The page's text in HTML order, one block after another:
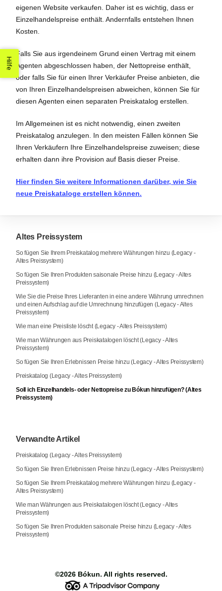
eigenen Website verkaufen. Daher ist es wichtig, dass er
Einzelhandelspreise enthält. Andernfalls entstehen Ihnen
Kosten.
Falls Sie aus irgendeinem Grund einen Vertrag mit einem
Agenten abgeschlossen haben, der Nettopreise enthält,
oder falls Sie für einen Ihrer Verkäufer Preise anbieten, die
von Ihren Einzelhandelspreisen abweichen, können Sie für
diesen Agenten einen separaten Preiskatalog erstellen.
Im Allgemeinen ist es nicht notwendig, einen zweiten
Preiskatalog anzulegen. In den meisten Fällen können Sie
Ihren Verkäufern Ihre Einzelhandelspreise zuweisen; diese
erhalten dann ihre Provision auf Basis dieser Preise.
Hier finden Sie weitere Informationen darüber, wie Sie
neue Preiskataloge erstellen können.
Altes Preissystem
So fügen Sie Ihrem Preiskatalog mehrere Währungen hinzu (Legacy -
Altes Preissystem)
So fügen Sie Ihren Produkten saisonale Preise hinzu (Legacy - Altes
Preissystem)
Wie Sie die Preise Ihres Lieferanten in eine andere Währung umrechnen
und einen Aufschlag auf die Umrechnung hinzufügen (Legacy - Altes
Preissystem)
Wie man eine Preisliste löscht (Legacy - Altes Preissystem)
Wie man Währungen aus Preiskatalogen löscht (Legacy - Altes
Preissystem)
So fügen Sie Ihren Erlebnissen Preise hinzu (Legacy - Altes Preissystem)
Preiskatalog (Legacy - Altes Preissystem)
Soll ich Einzelhandels- oder Nettopreise zu Bókun hinzufügen? (Altes
Preissystem)
Verwandte Artikel
Preiskatalog (Legacy - Altes Preissystem)
So fügen Sie Ihren Erlebnissen Preise hinzu (Legacy - Altes Preissystem)
So fügen Sie Ihrem Preiskatalog mehrere Währungen hinzu (Legacy -
Altes Preissystem)
Wie man Währungen aus Preiskatalogen löscht (Legacy - Altes
Preissystem)
So fügen Sie Ihren Produkten saisonale Preise hinzu (Legacy - Altes
Preissystem)
©2026 Bókun. All rights reserved.
Hilfe